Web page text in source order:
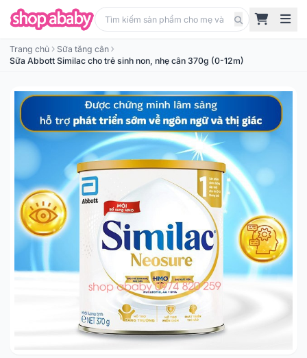
Trang chủ
Sữa tăng cân
Sữa Abbott Similac cho trẻ sinh non, nhẹ cân 370g (0-12m)